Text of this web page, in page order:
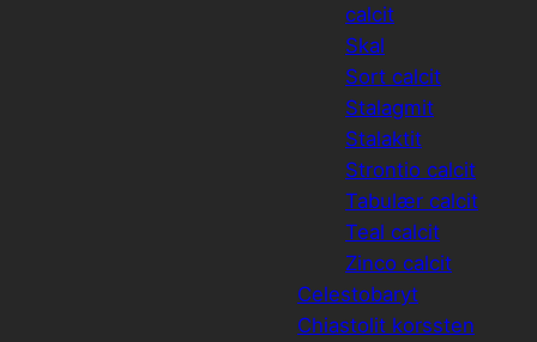
calcit
Skal
Sort calcit
Stalagmit
Stalaktit
Strontio calcit
Tabulær calcit
Teal calcit
Zinco calcit
Celestobaryt
Chiastolit korssten